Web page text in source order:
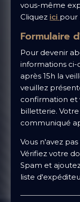
vous-même
Cliquez ici pour
Formulaire
Pour devenir
informations ci-
après 15h la
veuillez
confirmation et
billetterie.
communiqué
Vous n'avez
Vérifiez votre
Spam et
liste